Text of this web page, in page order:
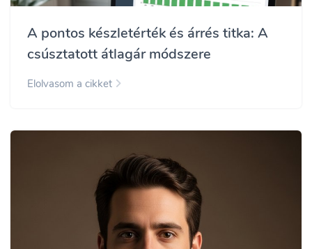
A pontos készletérték és árrés titka: A
csúsztatott átlagár módszere
Elolvasom a cikket